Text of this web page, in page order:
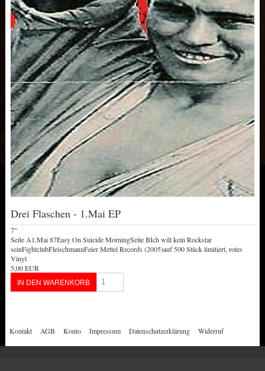
Drei Flaschen - 1.Mai EP
7"
Seite A1.Mai 87Easy On Suicide MorningSeite BIch will kein Rockstar
seinFightclubFleischmannFeier Mettel Records (2005)auf 500 Stück limitiert, rotes
Vinyl
5,00 EUR
Kontakt AGB Konto Impressum Datenschutzerklärung Widerruf